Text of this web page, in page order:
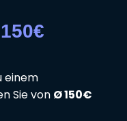
einem
Sie von Ø 150€